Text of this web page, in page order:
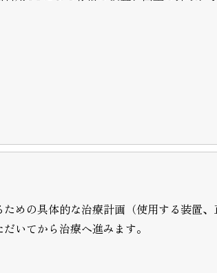
めの具体的な治療計画（使用する装置、
いてから治療へ進みます。